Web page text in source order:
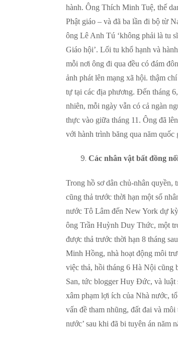
hành. Ông Thích Minh Tuệ, thế
Phật giáo – và đã ba lần đi bộ từ
ông Lê Anh Tú ‘không phải là tu
Giáo hội’. Lối tu khổ hạnh và
mỗi nơi ông đi qua đều có đám
ảnh phát lên mạng xã hội. thậm
tự tại các địa phương. Đến tháng
nhiên, mỗi ngày vẫn có cả ngàn
thực vào giữa tháng 11. Ông đã
với hành trình băng qua năm quốc
Các nhân vật bất đồng
Trong hồ sơ dân chủ-nhân quyền,
cũng thả trước thời hạn một số
nước Tô Lâm đến New York dự
ông Trần Huỳnh Duy Thức, một
được thả trước thời hạn 8 tháng
Minh Hồng, nhà hoạt động môi
việc thả, hồi tháng 6 Hà Nội cũng
San, tức blogger Huy Đức, và luật
xâm phạm lợi ích của Nhà nước,
vấn đề tham nhũng, đất đai và
nước’ sau khi đã bi tuyên án năm